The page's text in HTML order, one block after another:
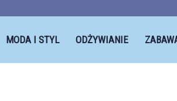
MODA I STYL ODŻYWIANIE